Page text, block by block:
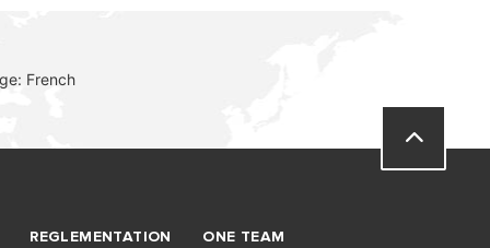
French
REGLEMENTATION ONE TEAM